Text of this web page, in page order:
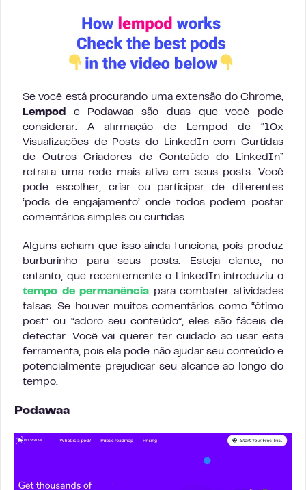
Se você está procurando uma extensão do Chrome,
Lempod
e Podawaa são duas que você pode
considerar. A afirmação de Lempod de “10x
Visualizações de Posts do LinkedIn com Curtidas
de Outros Criadores de Conteúdo do LinkedIn”
retrata uma rede mais ativa em seus posts. Você
pode escolher, criar ou participar de diferentes
‘pods de engajamento’ onde todos podem postar
comentários simples ou curtidas.
Alguns acham que isso ainda funciona, pois produz
burburinho para seus posts. Esteja ciente, no
entanto, que recentemente o LinkedIn introduziu o
tempo de permanência para combater atividades
falsas. Se houver muitos comentários como “ótimo
post” ou “adoro seu conteúdo”, eles são fáceis de
detectar. Você vai querer ter cuidado ao usar esta
ferramenta, pois ela pode não ajudar seu conteúdo e
potencialmente prejudicar seu alcance ao longo do
tempo.
Podawaa